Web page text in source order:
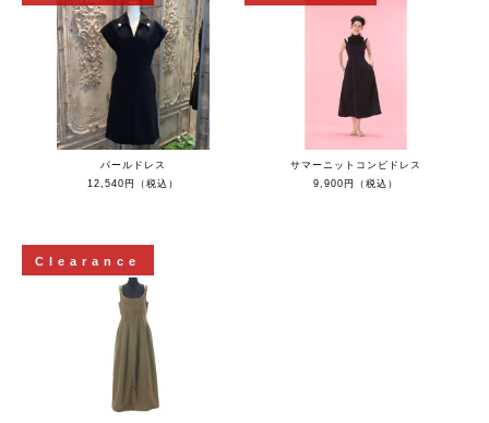
パールドレス
12,540円（税込）
サマーニットコンビドレス
9,900円（税込）
Clearance